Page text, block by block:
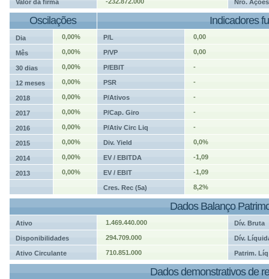
Valor da firma Nro. Ações
Oscilações Indicadores
Dia 0,00% P/L 0,00
Mês 0,00% P/VP 0,00
30 dias 0,00% P/EBIT -
12 meses 0,00% PSR -
2018 0,00% P/Ativos -
2017 0,00% P/Cap. Giro -
2016 0,00% P/Ativ Circ Liq -
2015 0,00% Div. Yield 0,0%
2014 0,00% EV / EBITDA -1,09
2013 0,00% EV / EBIT -1,09
Cres. Rec (5a) 8,2%
Dados Balanço
Ativo 1.469.440.000 Dív. Bruta
Disponibilidades 294.709.000 Dív.
Ativo Circulante 710.851.000 Patrim. Líq
Dados demonstrativos de